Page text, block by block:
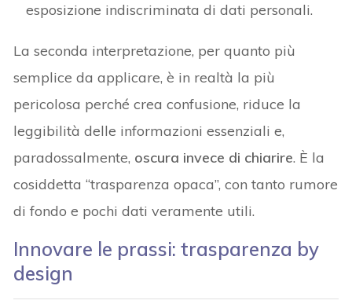
esposizione indiscriminata di dati personali.
La seconda interpretazione, per quanto più
semplice da applicare, è in realtà la più
pericolosa perché crea confusione, riduce la
leggibilità delle informazioni essenziali e,
paradossalmente, oscura invece di chiarire. È la
cosiddetta “trasparenza opaca”, con tanto rumore
di fondo e pochi dati veramente utili.
Innovare le prassi: trasparenza by
design